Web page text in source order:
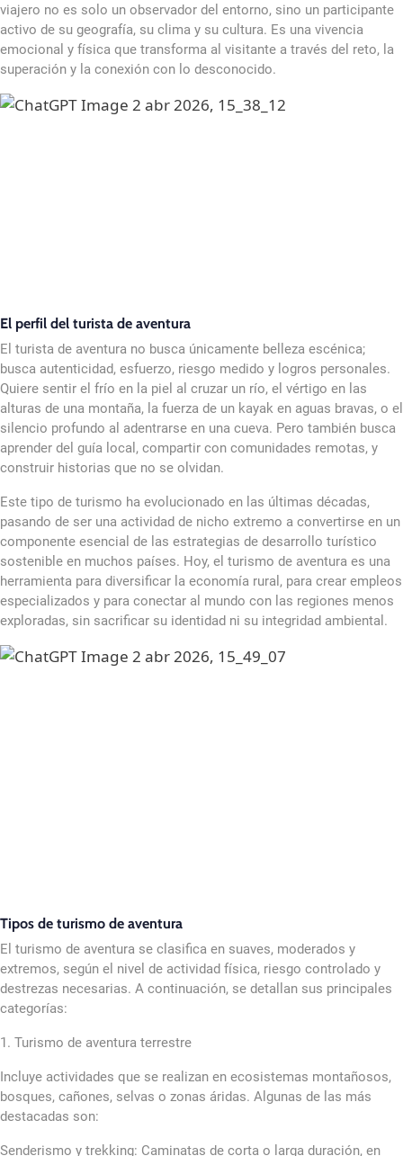
viajero no es solo un observador del entorno, sino un participante
activo de su geografía, su clima y su cultura. Es una vivencia
emocional y física que transforma al visitante a través del reto, la
superación y la conexión con lo desconocido.
El perfil del turista de aventura
El turista de aventura no busca únicamente belleza escénica;
busca autenticidad, esfuerzo, riesgo medido y logros personales.
Quiere sentir el frío en la piel al cruzar un río, el vértigo en las
alturas de una montaña, la fuerza de un kayak en aguas bravas, o el
silencio profundo al adentrarse en una cueva. Pero también busca
aprender del guía local, compartir con comunidades remotas, y
construir historias que no se olvidan.
Este tipo de turismo ha evolucionado en las últimas décadas,
pasando de ser una actividad de nicho extremo a convertirse en un
componente esencial de las estrategias de desarrollo turístico
sostenible en muchos países. Hoy, el turismo de aventura es una
herramienta para diversificar la economía rural, para crear empleos
especializados y para conectar al mundo con las regiones menos
exploradas, sin sacrificar su identidad ni su integridad ambiental.
Tipos de turismo de aventura
El turismo de aventura se clasifica en suaves, moderados y
extremos, según el nivel de actividad física, riesgo controlado y
destrezas necesarias. A continuación, se detallan sus principales
categorías:
1. Turismo de aventura terrestre
Incluye actividades que se realizan en ecosistemas montañosos,
bosques, cañones, selvas o zonas áridas. Algunas de las más
destacadas son:
Senderismo y trekking: Caminatas de corta o larga duración, en